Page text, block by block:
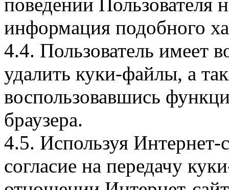
информация подобного
4.4. Пользователь имеет
удалить куки-файлы, а
воспользовавшись
браузера.
4.5. Используя Интернет-
согласие на передачу